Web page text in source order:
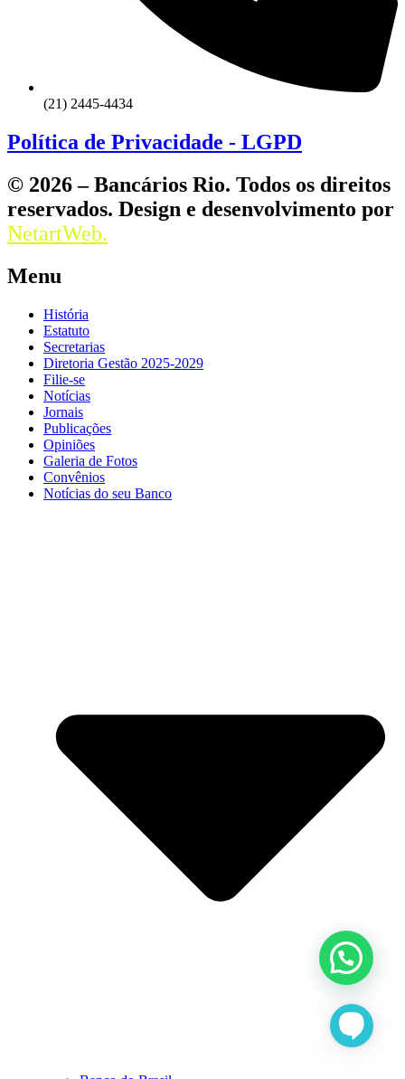
(21) 2445-4434
Política de Privacidade - LGPD
© 2026 – Bancários Rio. Todos os direitos
reservados. Design e desenvolvimento por
NetartWeb.
Menu
História
Estatuto
Secretarias
Diretoria Gestão 2025-2029
Filie-se
Notícias
Jornais
Publicações
Opiniões
Galeria de Fotos
Convênios
Notícias do seu Banco